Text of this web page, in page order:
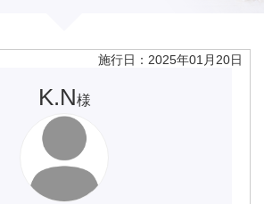
施行日：2025年01月20日
K.N様